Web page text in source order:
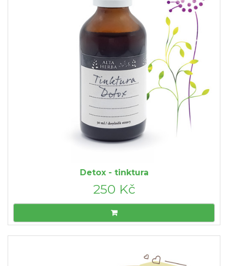
Detox - tinktura
250 Kč